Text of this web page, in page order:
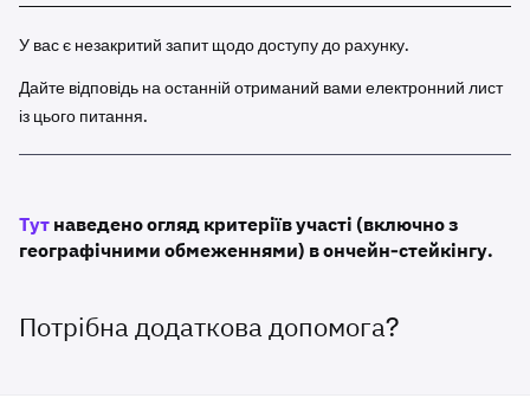
4 У розділіEarning(Заробіток) ви побачите розділ
Pending(В очікуванні). Тут має з’явитися новий
та часом, що залишився до виведення активів зі
стейкінгу.
У вас є незакритий запит щодо доступу до рахунку.
Дайте відповідь на останній отриманий вами електронний лист
із цього питання.
Тутнаведено огляд критеріїв участі (включно з
географічними обмеженнями) в ончейн-стейкінгу.
Потрібна додаткова допомога?